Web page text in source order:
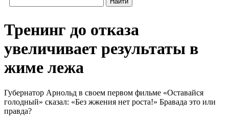
Тренинг до отказа
увеличивает результаты в
жиме лежа
Губернатор Арнольд в своем первом фильме «Оставайся
голодный» сказал: «Без жжения нет роста!» Бравада это или
правда?